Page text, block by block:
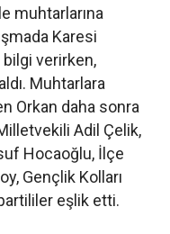
muhtarlarına
Karesi
bilgi verirken,
Muhtarlara
Orkan daha sonra
Adil Çelik,
Hocaoğlu, İlçe
Gençlik Kolları
eşlik etti.